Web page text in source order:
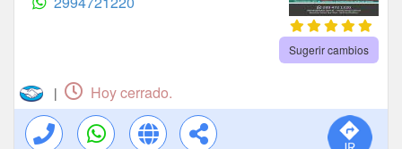
Sugerir cambios
| Hoy cerrado.